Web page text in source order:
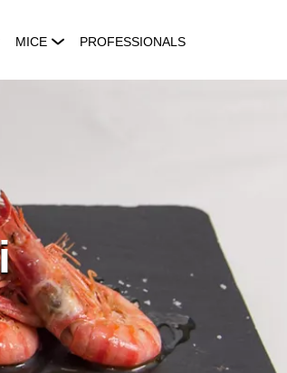
MICE PROFESSIONALS